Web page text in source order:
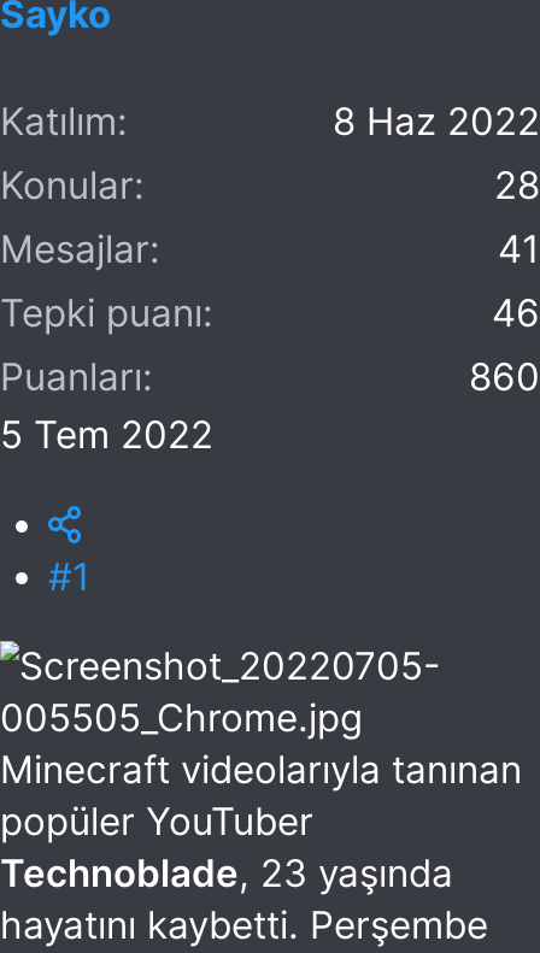
l
t
a
Sayko
Katılım
8 Haz 2022
Konular
28
Mesajlar
41
Tepki puanı
46
Puanları
860
5 Tem 2022
#1
Minecraft videolarıyla tanınan
popüler YouTuber
Technoblade, 23 yaşında
hayatını kaybetti. Perşembe